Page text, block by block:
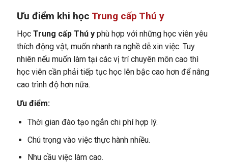
Ưu điểm khi học Trung cấp Thú y
Học Trung cấp Thú yphù hợp với những học viên yêu
thích động vật, muốn nhanh ra nghề dễ xin việc. Tuy
nhiên nếu muốn làm tại các vị trí chuyên môn cao thì
học viên cần phải tiếp tục học lên bậc cao hơn để nâng
cao trình độ hơn nữa.
Ưu điểm:
Thời gian đào tạo ngắn chi phí hợp lý.
Chú trọng vào việc thực hành nhiều.
Nhu cầu việc làm cao.